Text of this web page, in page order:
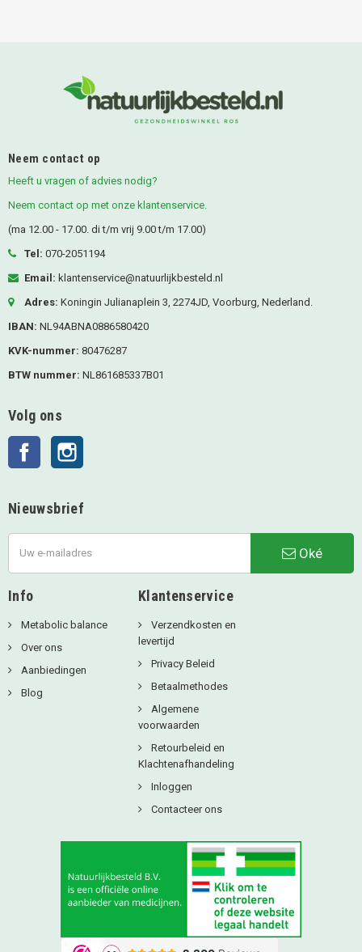
Neem contact op
Heeft u vragen of advies nodig?
Neem contact op met onze klantenservice.
(ma 12.00 - 17.00. di t/m vrij 9.00 t/m 17.00)
Tel: 070-2051194
Email: klantenservice@natuurlijkbesteld.nl
Adres: Koningin Julianaplein 3, 2274JD, Voorburg, Nederland.
IBAN: NL94ABNA0886580420
KVK-nummer: 80476287
BTW nummer: NL861685337B01
Volg ons
Facebook
Nieuwsbrief
Oké
Info
Metabolic balance
Over ons
Aanbiedingen
Blog
Klantenservice
Verzendkosten en
levertijd
Privacy Beleid
Betaalmethodes
Algemene
voorwaarden
Retourbeleid en
Klachtenafhandeling
Inloggen
Contacteer ons